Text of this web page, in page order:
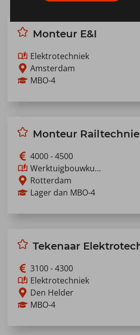
Elektrotechniek
Amsterdam
MBO-4
Monteur E&I
aan elektrote…
4000 - 4500
Werktuigbouwku…
Rotterdam
Lager dan MBO-4
Monteur
zorg je dat…
3100 - 4300
Elektrotechniek
Den Helder
MBO-4
Tekenaar